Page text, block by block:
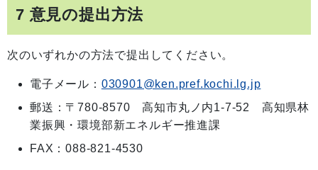
7 意見の提出方法
次のいずれかの方法で提出してください。
電子メール： 030901@ken.pref.kochi.lg.jp
郵送：〒780-8570 高知市丸ノ内1-7-52 高知県林
業振興・環境部新エネルギー推進課
FAX：088-821-4530